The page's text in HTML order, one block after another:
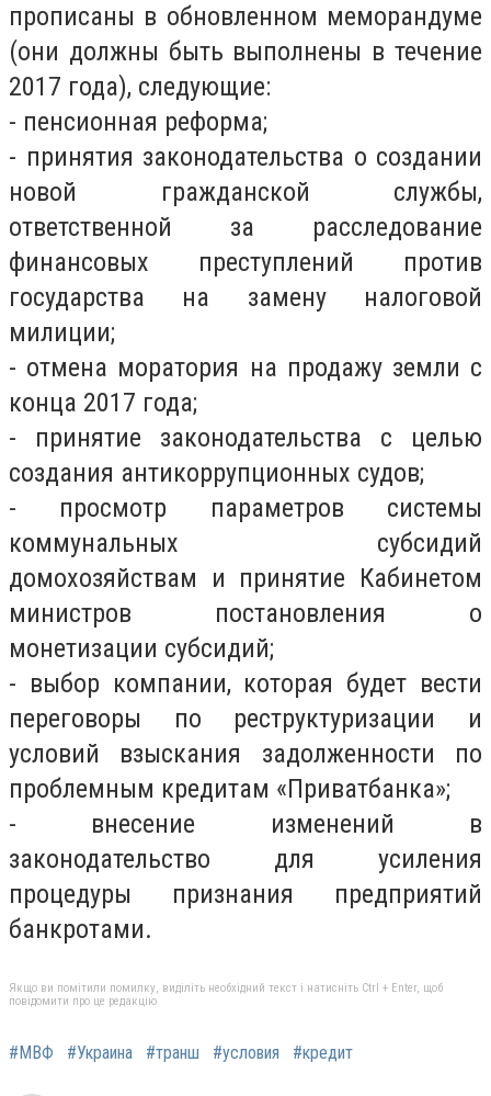
прописаны в обновленном меморандуме
(они должны быть выполнены в течение
2017 года), следующие:
- пенсионная реформа;
- принятия законодательства о создании
новой гражданской службы,
ответственной за расследование
финансовых преступлений против
государства на замену налоговой
милиции;
- отмена моратория на продажу земли с
конца 2017 года;
- принятие законодательства с целью
создания антикоррупционных судов;
- просмотр параметров системы
коммунальных субсидий
домохозяйствам и принятие Кабинетом
министров постановления о
монетизации субсидий;
- выбор компании, которая будет вести
переговоры по реструктуризации и
условий взыскания задолженности по
проблемным кредитам «Приватбанка»;
- внесение изменений в
законодательство для усиления
процедуры признания предприятий
банкротами.
Якщо ви помітили помилку, виділіть необхідний текст і натисніть Ctrl + Enter, щоб
повідомити про це редакцію
#МВФ #Украина #транш #условия #кредит